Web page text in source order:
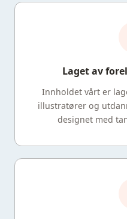
Laget av
Innholdet vårt er
illustratører og
designet med